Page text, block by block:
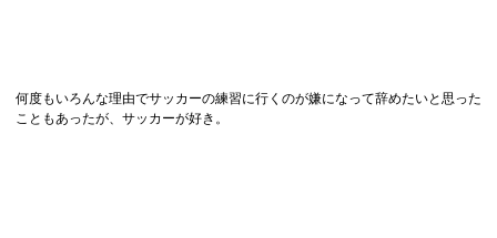
何度もいろんな理由でサッカーの練習に行くのが嫌になって辞めたいと思った
こともあったが、サッカーが好き。